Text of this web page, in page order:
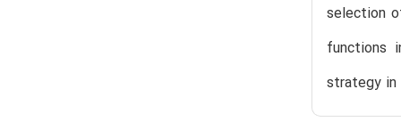
selection
functions
strategy in